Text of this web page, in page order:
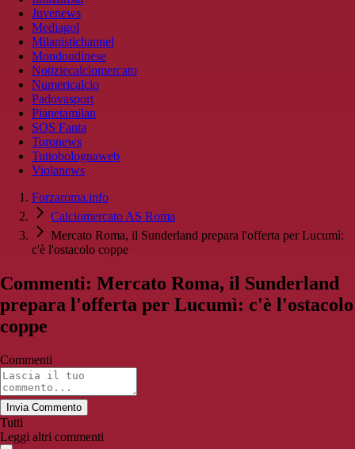
Juvenews
Mediagol
Milanistichannel
Mondoudinese
Notiziecalciomercato
Numericalcio
Padovasport
Pianetamilan
SOS Fanta
Toronews
Tuttobolognaweb
Violanews
Forzaroma.info
Calciomercato AS Roma
Mercato Roma, il Sunderland prepara l'offerta per Lucumì:
c'è l'ostacolo coppe
Commenti: Mercato Roma, il Sunderland
prepara l'offerta per Lucumì: c'è l'ostacolo
coppe
Commenti
Invia Commento
Tutti
Leggi altri commenti